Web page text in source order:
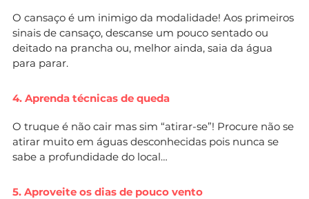
O cansaço é um inimigo da modalidade! Aos primeiros
sinais de cansaço, descanse um pouco sentado ou
deitado na prancha ou, melhor ainda, saia da água
para parar.
4. Aprenda técnicas de queda
O truque é não cair mas sim “atirar-se”! Procure não se
atirar muito em águas desconhecidas pois nunca se
sabe a profundidade do local…
5. Aproveite os dias de pouco vento